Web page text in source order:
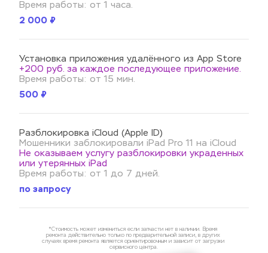
Время работы: от 1 часа.
2 000 ₽
Установка приложения удалённого из App Store
+200 руб. за каждое последующее приложение.
Время работы: от 15 мин.
500 ₽
Разблокировка iCloud (Apple ID)
Мошенники заблокировали iPad Pro 11 на iCloud
Не оказываем услугу разблокировки украденных
или утерянных iPad
Время работы: от 1 до 7 дней.
по запросу
*Стоимость может измениться если запчасти нет в наличии. Время
ремонта действительно только по предварительной записи, в других
случаях время ремонта является ориентировочным и зависит от загрузки
сервисного центра.